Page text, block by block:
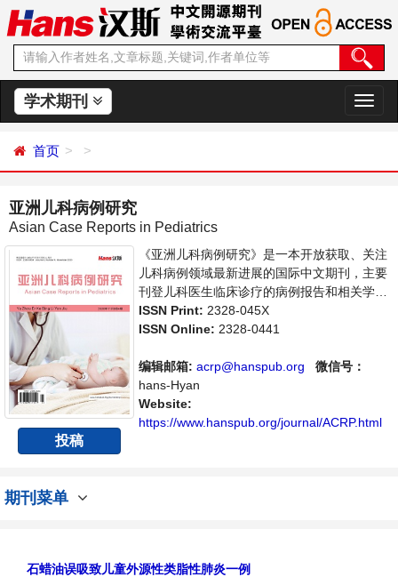
学术期刊
切
换
首页
亚洲儿科病例研究
Asian Case Reports in Pediatrics
投稿
《亚洲儿科病例研究》是一本开放获取、关注
儿科病例领域最新进展的国际中文期刊，主要
刊登儿科医生临床诊疗的病例报告和相关学术
论文，旨在为世界范围内的医生、学者及医疗
工作者提供一个传播、分享和讨论交流的平
ISSN Print: 2328-045X
ISSN Online: 2328-0441
编辑邮箱: acrp@hanspub.org
微信号：
hans-Hyan
Website:
https://www.hanspub.org/journal/ACRP.html
期刊菜单
石蜡油误吸致儿童外源性类脂性肺炎一例